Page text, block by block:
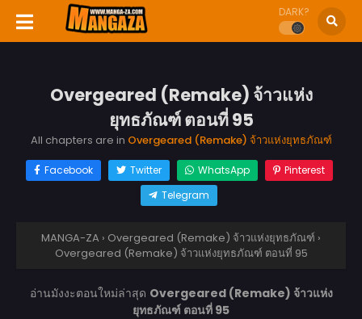
DARK?
Overgeared (Remake) จ้าวแห่ง
ยุทธภัณฑ์ ตอนที่ 95
All chapters are in Overgeared (Remake) จ้าวแห่งยุทธภัณฑ์
Facebook Twitter WhatsApp
Pinterest
Telegram
MANGA-ZA › Overgeared (Remake) จ้าวแห่งยุทธภัณฑ์ ›
Overgeared (Remake) จ้าวแห่งยุทธภัณฑ์ ตอนที่ 95
อ่านมังงะตอนใหม่ล่าสุด Overgeared (Remake) จ้าวแห่ง
ยุทธภัณฑ์ ตอนที่ 95